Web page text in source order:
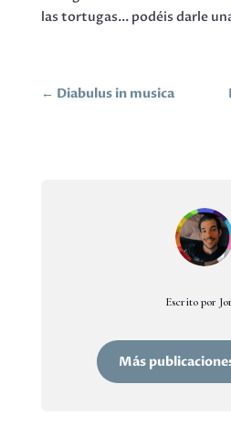
las tortugas... podéis darle
← Diabulus in musica
Escrito por
Más